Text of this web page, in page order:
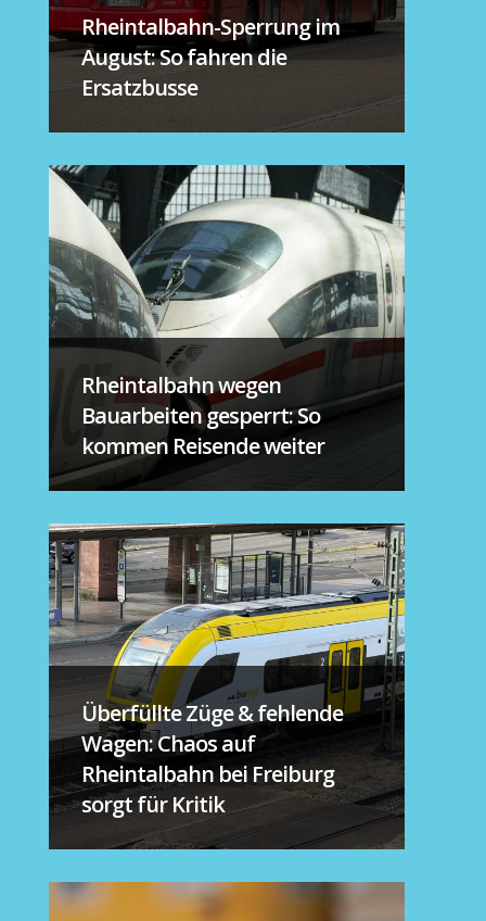
Rheintalbahn-Sperrung im
August: So fahren die
Ersatzbusse
Rheintalbahn wegen
Bauarbeiten gesperrt: So
kommen Reisende weiter
Überfüllte Züge & fehlende
Wagen: Chaos auf
Rheintalbahn bei Freiburg
sorgt für Kritik